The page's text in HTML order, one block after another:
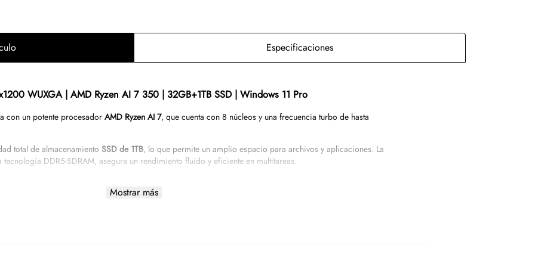
Especificaciones
WUXGA | AMD Ryzen AI 7 350 | 32GB+1TB SSD | Windows 11 Pro
con un potente procesador AMD Ryzen AI 7, que cuenta con 8 núcleos y una frecuencia turbo de hasta
total de almacenamiento SSD de 1TB, lo que permite un amplio espacio para archivos y aplicaciones. La
tecnología DDR5-SDRAM, asegura un rendimiento fluido y eficiente en multitareas.
hasta el entretenimiento. El sistema operativo instalado es
configurado en español, facilitando la escritura en este idioma.
Mostrar más